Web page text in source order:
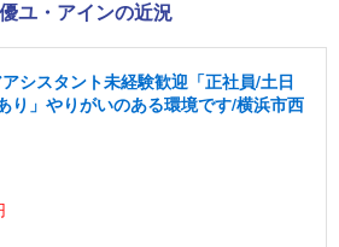
ユ・アインの近況
シスタント未経験歓迎「正社員/土日
り」やりがいのある環境です/横浜市西